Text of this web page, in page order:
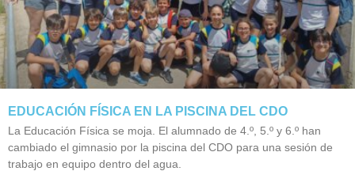
EDUCACIÓN FÍSICA EN LA PISCINA DEL CDO
La Educación Física se moja. El alumnado de 4.º, 5.º y 6.º han
cambiado el gimnasio por la piscina del CDO para una sesión de
trabajo en equipo dentro del agua.